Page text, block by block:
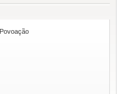
Povoação